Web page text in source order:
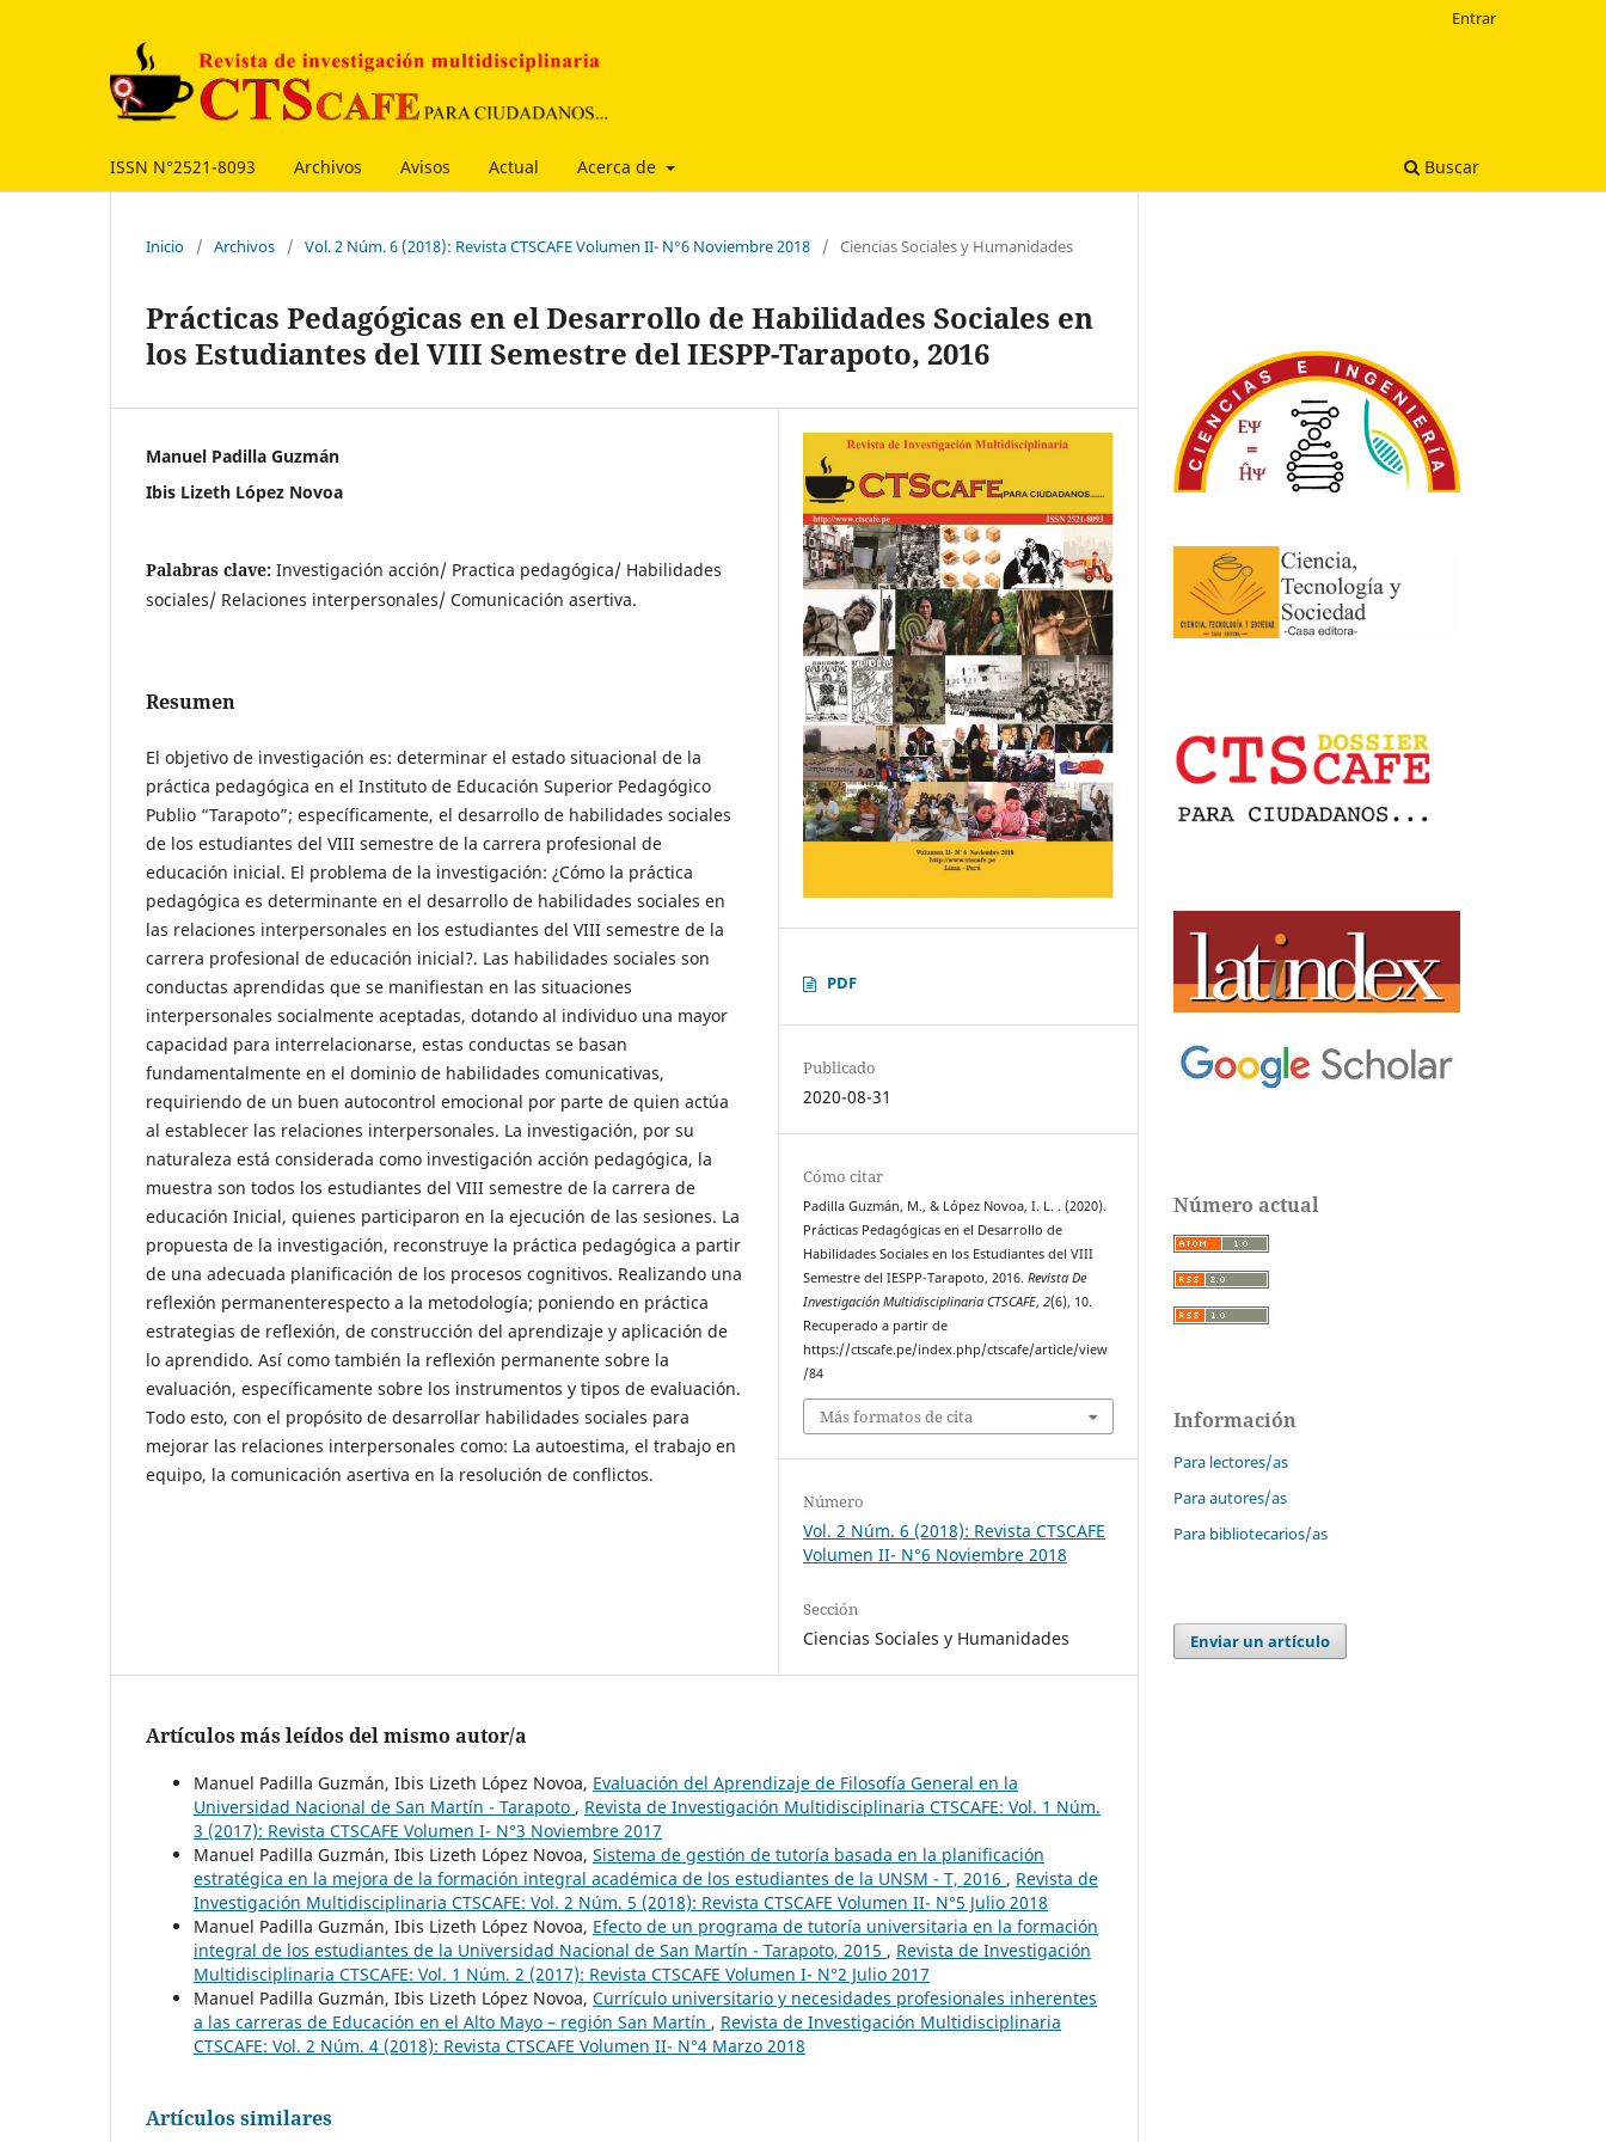
ISSN N°2521-8093 Archivos Avisos Actual Acerca de Buscar
Entrar
Inicio / Archivos / Vol. 2 Núm. 6 (2018): Revista CTSCAFE Volumen II- N°6 Noviembre 2018 / Ciencias Sociales y Humanidades
Prácticas Pedagógicas en el Desarrollo de Habilidades Sociales en
los Estudiantes del VIII Semestre del IESPP-Tarapoto, 2016
Manuel Padilla Guzmán
Ibis Lizeth López Novoa
Palabras clave: Investigación acción/ Practica pedagógica/ Habilidades
sociales/ Relaciones interpersonales/ Comunicación asertiva.
Resumen
El objetivo de investigación es: determinar el estado situacional de la
práctica pedagógica en el Instituto de Educación Superior Pedagógico
Publio “Tarapoto”; específicamente, el desarrollo de habilidades sociales
de los estudiantes del VIII semestre de la carrera profesional de
educación inicial. El problema de la investigación: ¿Cómo la práctica
pedagógica es determinante en el desarrollo de habilidades sociales en
las relaciones interpersonales en los estudiantes del VIII semestre de la
carrera profesional de educación inicial?. Las habilidades sociales son
conductas aprendidas que se manifiestan en las situaciones
interpersonales socialmente aceptadas, dotando al individuo una mayor
capacidad para interrelacionarse, estas conductas se basan
fundamentalmente en el dominio de habilidades comunicativas,
requiriendo de un buen autocontrol emocional por parte de quien actúa
al establecer las relaciones interpersonales. La investigación, por su
naturaleza está considerada como investigación acción pedagógica, la
muestra son todos los estudiantes del VIII semestre de la carrera de
educación Inicial, quienes participaron en la ejecución de las sesiones. La
propuesta de la investigación, reconstruye la práctica pedagógica a partir
de una adecuada planificación de los procesos cognitivos. Realizando una
reflexión permanenterespecto a la metodología; poniendo en práctica
estrategias de reflexión, de construcción del aprendizaje y aplicación de
lo aprendido. Así como también la reflexión permanente sobre la
evaluación, específicamente sobre los instrumentos y tipos de evaluación.
Todo esto, con el propósito de desarrollar habilidades sociales para
mejorar las relaciones interpersonales como: La autoestima, el trabajo en
equipo, la comunicación asertiva en la resolución de conflictos.
PDF
Publicado
2020-08-31
Cómo citar
Padilla Guzmán, M., & López Novoa, I. L. . (2020).
Prácticas Pedagógicas en el Desarrollo de
Habilidades Sociales en los Estudiantes del VIII
Semestre del IESPP-Tarapoto, 2016.Revista De
Investigación Multidisciplinaria CTSCAFE,2(6), 10.
Recuperado a partir de
https://ctscafe.pe/index.php/ctscafe/article/view
/84
Más formatos de cita
Número
Vol. 2 Núm. 6 (2018): Revista CTSCAFE
Volumen II- N°6 Noviembre 2018
Sección
Ciencias Sociales y Humanidades
Artículos más leídos del mismo autor/a
Manuel Padilla Guzmán, Ibis Lizeth López Novoa, Evaluación del Aprendizaje de Filosofía General en la
Universidad Nacional de San Martín - Tarapoto , Revista de Investigación Multidisciplinaria CTSCAFE: Vol. 1 Núm.
3 (2017): Revista CTSCAFE Volumen I- N°3 Noviembre 2017
Manuel Padilla Guzmán, Ibis Lizeth López Novoa, Sistema de gestión de tutoría basada en la planificación
estratégica en la mejora de la formación integral académica de los estudiantes de la UNSM - T, 2016 , Revista de
Investigación Multidisciplinaria CTSCAFE: Vol. 2 Núm. 5 (2018): Revista CTSCAFE Volumen II- N°5 Julio 2018
Manuel Padilla Guzmán, Ibis Lizeth López Novoa, Efecto de un programa de tutoría universitaria en la formación
integral de los estudiantes de la Universidad Nacional de San Martín - Tarapoto, 2015 , Revista de Investigación
Multidisciplinaria CTSCAFE: Vol. 1 Núm. 2 (2017): Revista CTSCAFE Volumen I- N°2 Julio 2017
Manuel Padilla Guzmán, Ibis Lizeth López Novoa, Currículo universitario y necesidades profesionales inherentes
a las carreras de Educación en el Alto Mayo – región San Martín , Revista de Investigación Multidisciplinaria
CTSCAFE: Vol. 2 Núm. 4 (2018): Revista CTSCAFE Volumen II- N°4 Marzo 2018
Artículos similares
Número actual
Información
Para lectores/as
Para autores/as
Para bibliotecarios/as
Enviar un artículo